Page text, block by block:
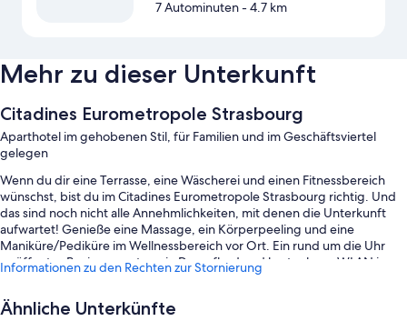
7 Autominuten- 4.7 km
Mehr zu dieser Unterkunft
Citadines Eurometropole Strasbourg
Aparthotel im gehobenen Stil, für Familien und im Geschäftsviertel
gelegen
Wenn du dir eine Terrasse, eine Wäscherei und einen Fitnessbereich
wünschst, bist du im Citadines Eurometropole Strasbourg richtig. Und
das sind noch nicht alle Annehmlichkeiten, mit denen die Unterkunft
aufwartet! Genieße eine Massage, ein Körperpeeling und eine
Maniküre/Pediküre im Wellnessbereich vor Ort. Ein rund um die Uhr
geöffnetes Businesscenter, ein Dampfbad und kostenloses WLAN in
den Zimmern – hier findest du so gut wie alles, was du für einen
Informationen zu den Rechten zur Stornierung
Ähnliche Unterkünfte